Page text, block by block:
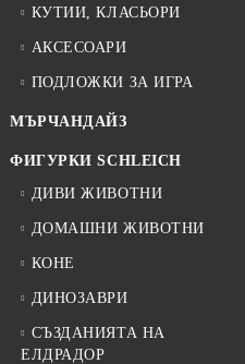
КУТИИ, КЛАСЬОРИ
АКСЕСОАРИ
ПОДЛОЖКИ ЗА ИГРА
МЪРЧАНДАЙЗ
ФИГУРКИ SCHLEICH
ДИВИ ЖИВОТНИ
ДОМАШНИ ЖИВОТНИ
КОНЕ
ДИНОЗАВРИ
СЪЗДАНИЯТА НА
ЕЛДРАДОР